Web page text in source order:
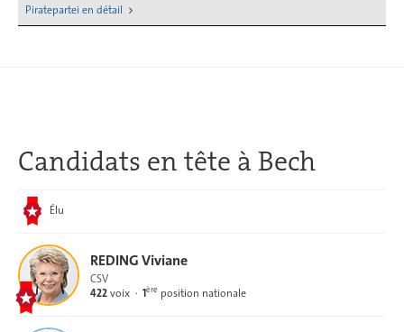
Piratepartei en détail
Candidats en tête à Bech
Élu
REDING Viviane
CSV
422voix 1ère position nationale